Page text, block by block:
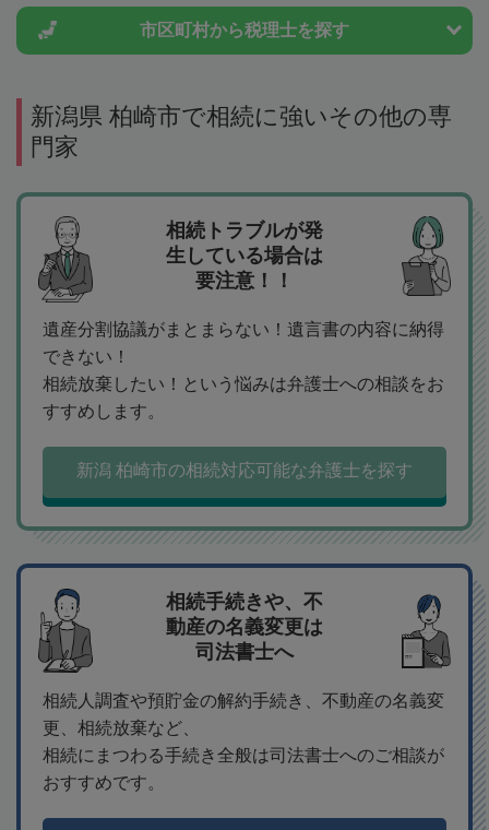
市区町村から税理士を探す
新潟県 柏崎市で相続に強いその他の専
門家
相続トラブルが発
生している場合は
要注意！！
遺産分割協議がまとまらない！遺言書の内容に納得
できない！
相続放棄したい！という悩みは弁護士への相談をお
すすめします。
新潟 柏崎市の相続対応可能な弁護士を探す
相続手続きや、不
動産の名義変更は
司法書士へ
相続人調査や預貯金の解約手続き、不動産の名義変
更、相続放棄など、
相続にまつわる手続き全般は司法書士へのご相談が
おすすめです。